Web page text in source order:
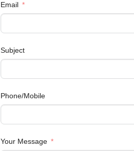
Email
Subject
Phone/Mobile
Your Message